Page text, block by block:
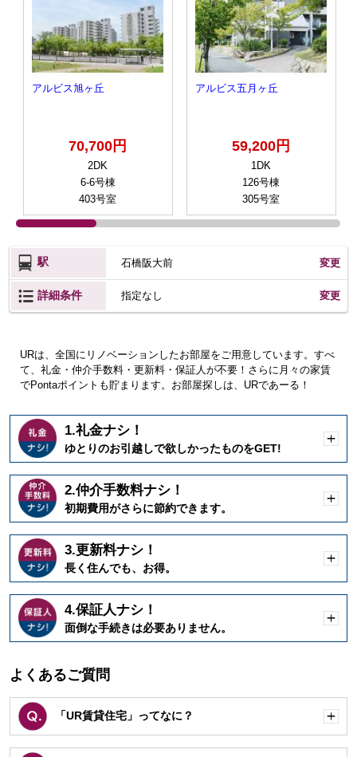
アルビス旭ヶ丘
70,700円
2DK
6-6号棟
403号室
アルビス五月ヶ丘
59,200円
1DK
126号棟
305号室
駅 石橋阪大前 変更
詳細条件 指定なし 変更
URは、全国にリノベーションしたお部屋をご用意しています。すべ
て、礼金・仲介手数料・更新料・保証人が不要！さらに月々の家賃
でPontaポイントも貯まります。お部屋探しは、URであーる！
1.礼金ナシ！
ゆとりのお引越しで欲しかったものをGET!
く
2.仲介手数料ナシ！
初期費用がさらに節約できます。
く
3.更新料ナシ！
長く住んでも、お得。
く
4.保証人ナシ！
面倒な手続きは必要ありません。
く
よくあるご質問
「UR賃貸住宅」ってなに？
く